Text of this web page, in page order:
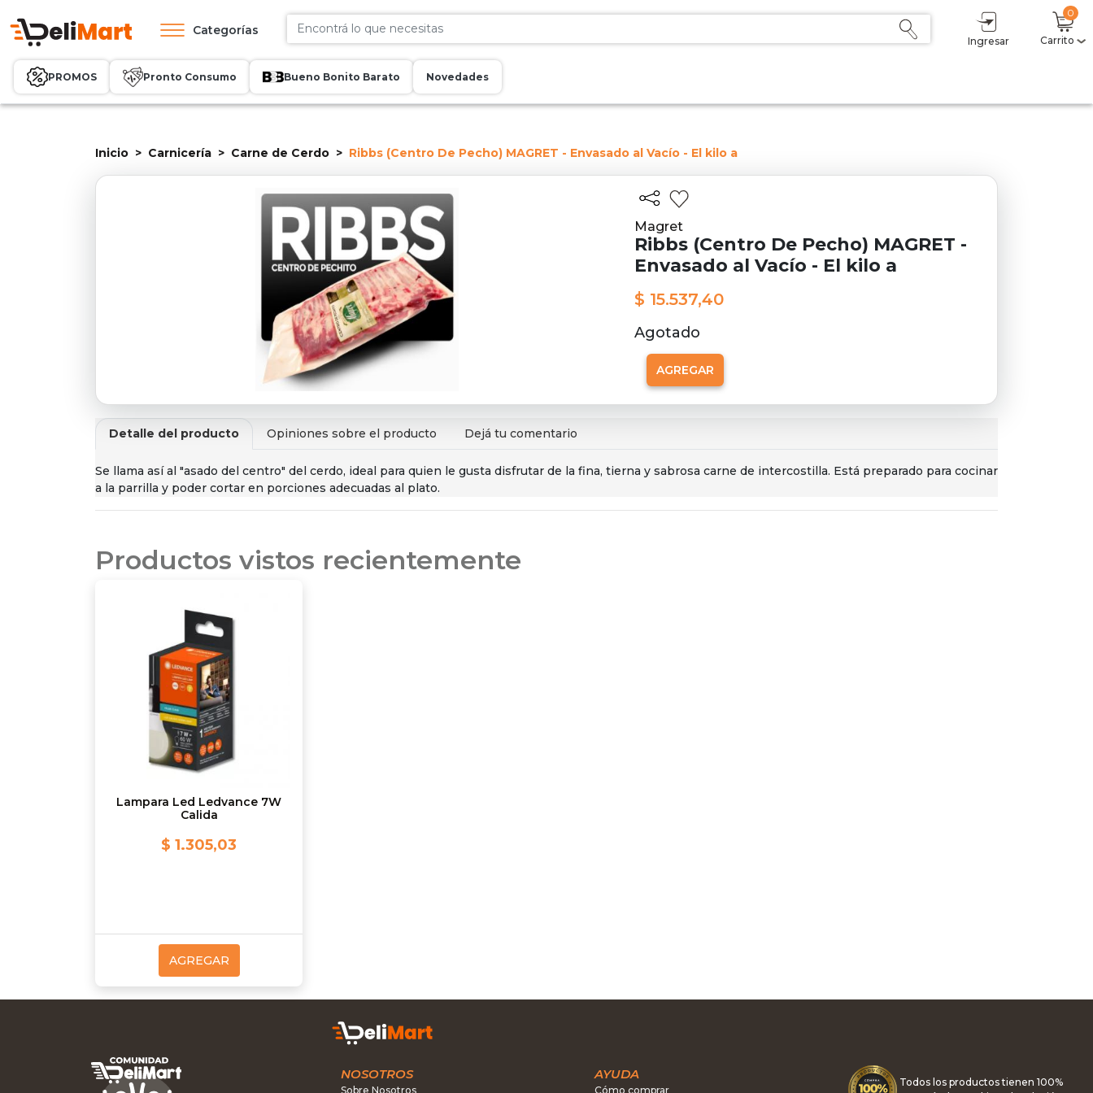
Categorías
Ingresar
0
Carrito
Subtotal
$ 0,00
0
PROMOS Pronto Consumo Bueno Bonito Barato Novedades
Inicio Carnicería Carne de Cerdo Ribbs (Centro De Pecho) MAGRET - Envasado al Vacío - El kilo a
Magret
Ribbs (Centro De Pecho) MAGRET -
Envasado al Vacío - El kilo a
$ 15.537,40
Agotado
AGREGAR
Detalle del producto Opiniones sobre el producto Dejá tu comentario
Se llama así al "asado del centro" del cerdo, ideal para quien le gusta disfrutar de la fina, tierna y sabrosa carne de intercostilla. Está preparado para cocinar
a la parrilla y poder cortar en porciones adecuadas al plato.
Productos vistos recientemente
Lampara Led Ledvance 7W
Calida
$ 1.305,03
AGREGAR
NOSOTROS
Sobre Nosotros
AYUDA
Cómo comprar
Todos los productos tienen 100%